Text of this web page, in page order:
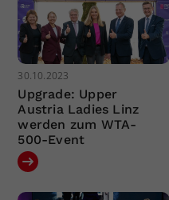
30.10.2023
Upgrade: Upper
Austria Ladies Linz
werden zum WTA-
500-Event